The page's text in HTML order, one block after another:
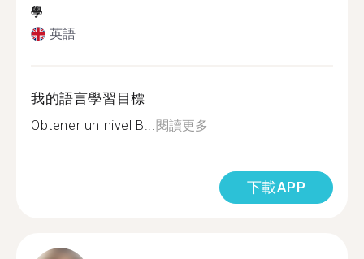
學
英語
我的語言學習目標
Obtener un nivel B...閱讀更多
下載APP